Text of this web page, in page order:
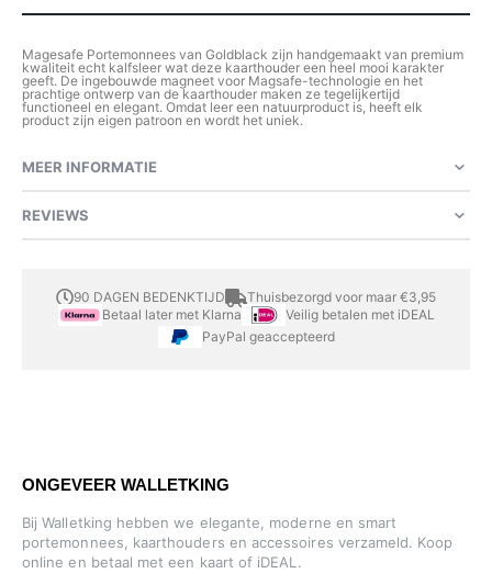
Magesafe Portemonnees van Goldblack zijn handgemaakt van premium
kwaliteit echt kalfsleer wat deze kaarthouder een heel mooi karakter
geeft. De ingebouwde magneet voor Magsafe-technologie en het
prachtige ontwerp van de kaarthouder maken ze tegelijkertijd
functioneel en elegant. Omdat leer een natuurproduct is, heeft elk
product zijn eigen patroon en wordt het uniek.
MEER INFORMATIE
REVIEWS
90 DAGEN BEDENKTIJD
Thuisbezorgd voor maar €3,95
Betaal later met Klarna
Veilig betalen met iDEAL
PayPal geaccepteerd
ONGEVEER WALLETKING
Bij Walletking hebben we elegante, moderne en smart
portemonnees, kaarthouders en accessoires verzameld. Koop
online en betaal met een kaart of iDEAL.